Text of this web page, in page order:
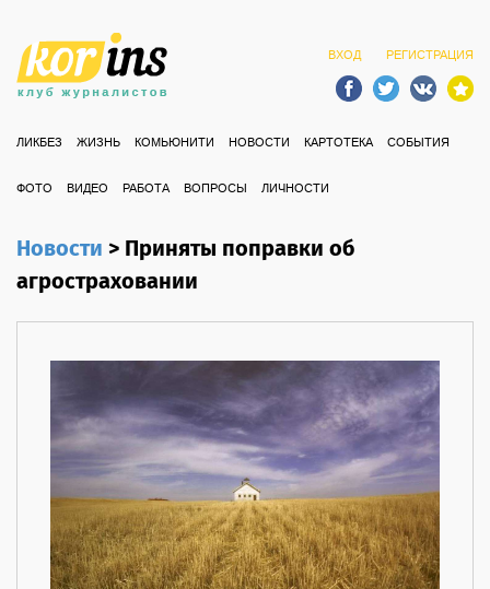
ВХОД РЕГИСТРАЦИЯ
ЛИКБЕЗ ЖИЗНЬ КОМЬЮНИТИ НОВОСТИ КАРТОТЕКА СОБЫТИЯ
ФОТО ВИДЕО РАБОТА ВОПРОСЫ ЛИЧНОСТИ
Новости>Приняты поправки об
агростраховании